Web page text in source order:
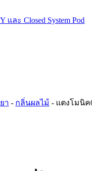
ละ Closed System Pod
า - กลิ่นผลไม้ - แตงโมนิค